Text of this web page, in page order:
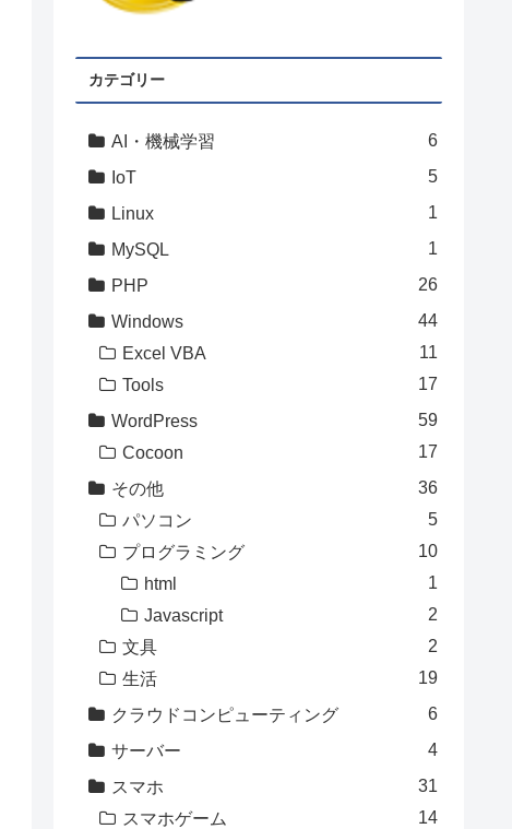
カテゴリー
AI・機械学習
6
IoT
5
Linux
1
MySQL
1
PHP
26
Windows
44
Excel VBA
11
Tools
17
WordPress
59
Cocoon
17
その他
36
パソコン
5
プログラミング
10
html
1
Javascript
2
文具
2
生活
19
クラウドコンピューティング
6
サーバー
4
スマホ
31
スマホゲーム
14